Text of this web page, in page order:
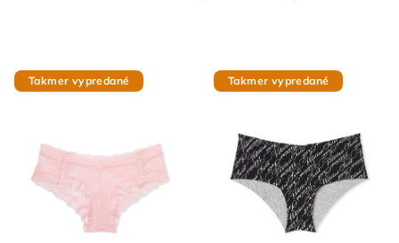
Takmer vypredané Takmer vypredané